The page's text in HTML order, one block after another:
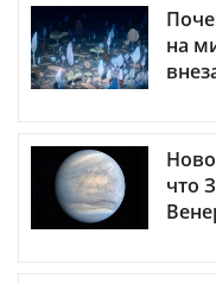
на
что